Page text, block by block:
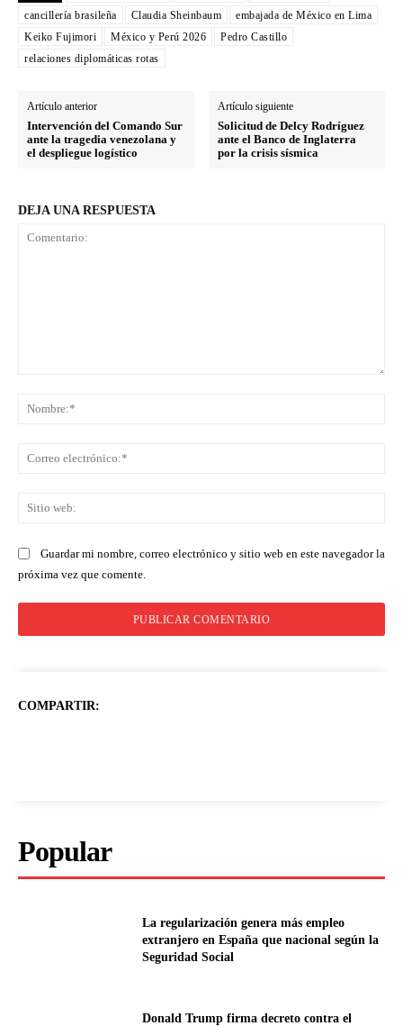
cancillería brasileña
Claudia Sheinbaum
embajada de México en Lima
Keiko Fujimori
México y Perú 2026
Pedro Castillo
relaciones diplomáticas rotas
Artículo anterior
Intervención del Comando Sur
ante la tragedia venezolana y
el despliegue logístico
Artículo siguiente
Solicitud de Delcy Rodríguez
ante el Banco de Inglaterra
por la crisis sísmica
DEJA UNA RESPUESTA
Guardar mi nombre, correo electrónico y sitio web en este navegador la
próxima vez que comente.
COMPARTIR:
Popular
La regularización genera más empleo
extranjero en España que nacional según la
Seguridad Social
Donald Trump firma decreto contra el